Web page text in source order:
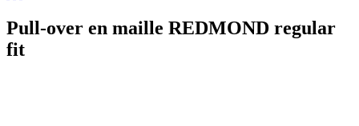
Pull-over en maille REDMOND regular
fit